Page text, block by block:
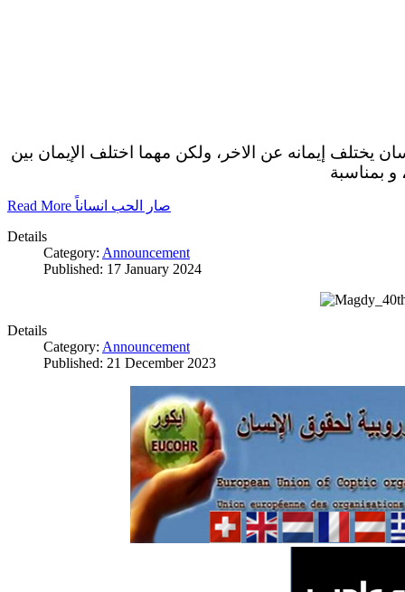
يختلف إيمانه عن الاخر، ولكن مهما اختلف الإيمان بين
و بمناسبة
Read More صار الحب انساناً
Details
Category: Announcement
Published: 17 January 2024
Details
Category: Announcement
Published: 21 December 2023